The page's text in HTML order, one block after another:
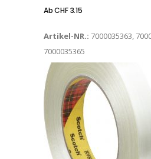
AbCHF3.15
Artikel-NR.: 7000035363,
7000035365